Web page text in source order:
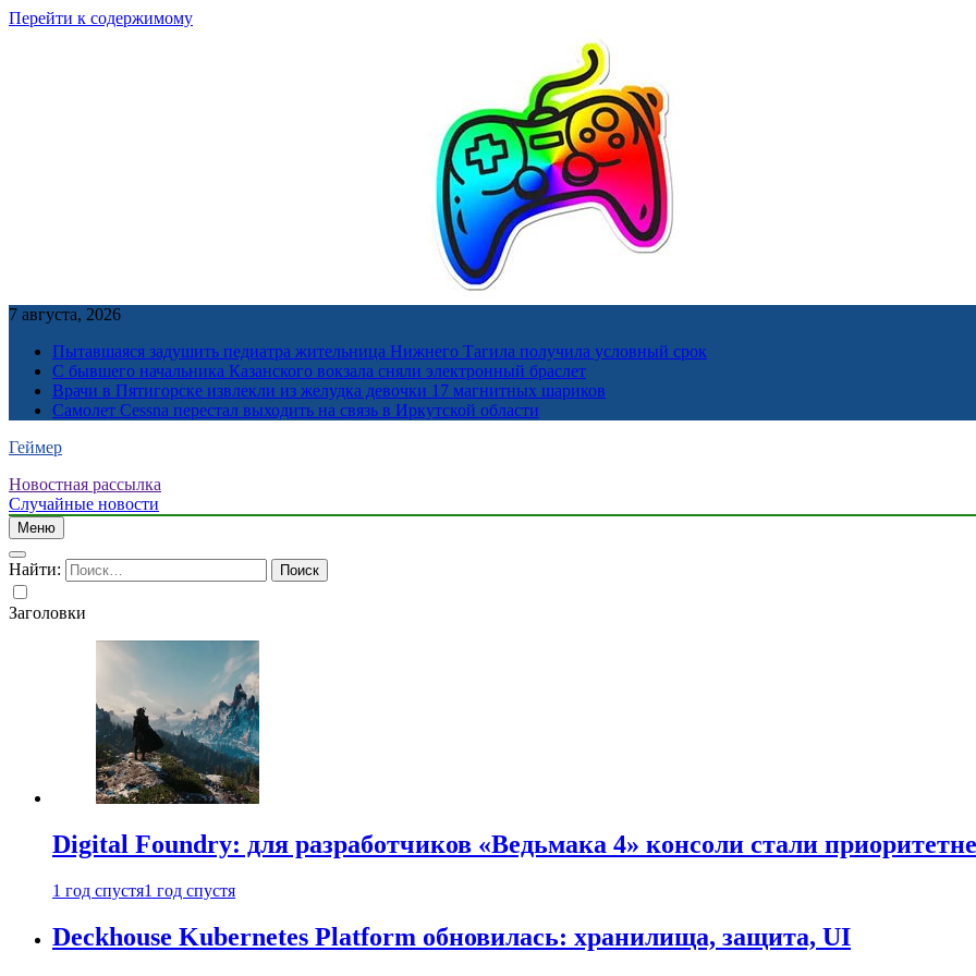
Перейти к содержимому
7 августа, 2026
Пытавшаяся задушить педиатра жительница Нижнего Тагила получила условный срок
С бывшего начальника Казанского вокзала сняли электронный браслет
Врачи в Пятигорске извлекли из желудка девочки 17 магнитных шариков
Самолет Cessna перестал выходить на связь в Иркутской области
Геймер
Новостная рассылка
Случайные новости
Меню
Найти:
Заголовки
Digital Foundry: для разработчиков «Ведьмака 4» консоли стали
1 год спустя1 год спустя
Deckhouse Kubernetes Platform обновилась: хранилища, защита, UI